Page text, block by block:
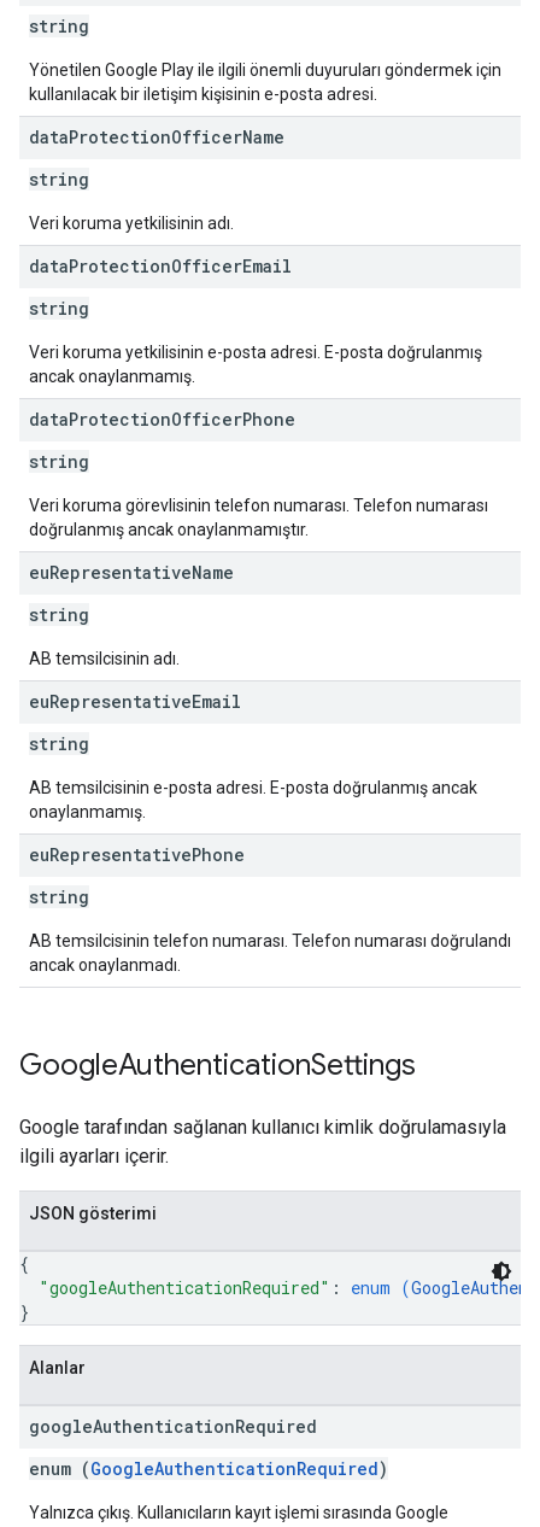
string
Yönetilen Google Play ile ilgili önemli duyuruları göndermek için
kullanılacak bir iletişim kişisinin e-posta adresi.
dataProtectionOfficerName
string
Veri koruma yetkilisinin adı.
dataProtectionOfficerEmail
string
Veri koruma yetkilisinin e-posta adresi. E-posta doğrulanmış
ancak onaylanmamış.
dataProtectionOfficerPhone
string
Veri koruma görevlisinin telefon numarası. Telefon numarası
doğrulanmış ancak onaylanmamıştır.
euRepresentativeName
string
AB temsilcisinin adı.
euRepresentativeEmail
string
AB temsilcisinin e-posta adresi. E-posta doğrulanmış ancak
onaylanmamış.
euRepresentativePhone
string
AB temsilcisinin telefon numarası. Telefon numarası doğrulandı
ancak onaylanmadı.
GoogleAuthenticationSettings
Google tarafından sağlanan kullanıcı kimlik doğrulamasıyla
ilgili ayarları içerir.
JSON gösterimi
{
"googleAuthenticationRequired" : enum (
}
Alanlar
googleAuthenticationRequired
enum (GoogleAuthenticationRequired)
Yalnızca çıkış. Kullanıcıların kayıt işlemi sırasında Google